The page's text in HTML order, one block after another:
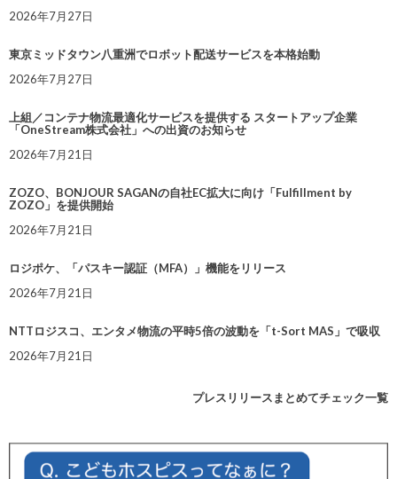
2026年7月27日
東京ミッドタウン八重洲でロボット配送サービスを本格始動
2026年7月27日
上組／コンテナ物流最適化サービスを提供する スタートアップ企業
「OneStream株式会社」への出資のお知らせ
2026年7月21日
ZOZO、BONJOUR SAGANの自社EC拡大に向け「Fulfillment by
ZOZO」を提供開始
2026年7月21日
ロジポケ、「パスキー認証（MFA）」機能をリリース
2026年7月21日
NTTロジスコ、エンタメ物流の平時5倍の波動を「t-Sort MAS」で吸収
2026年7月21日
プレスリリースまとめてチェック一覧